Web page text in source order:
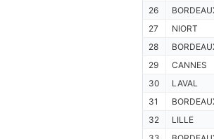
26
27
NIORT
28
29
CANNES
30
LAVAL
31
32
LILLE